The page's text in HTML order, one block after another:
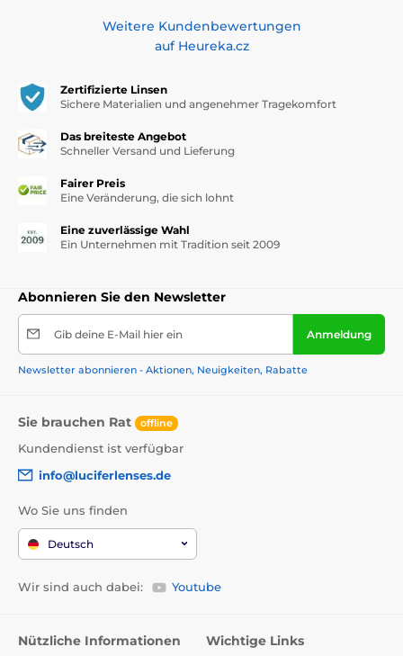
Weitere Kundenbewertungen
auf Heureka.cz
Zertifizierte Linsen
Sichere Materialien und angenehmer Tragekomfort
Das breiteste Angebot
Schneller Versand und Lieferung
Fairer Preis
Eine Veränderung, die sich lohnt
Eine zuverlässige Wahl
Ein Unternehmen mit Tradition seit 2009
Abonnieren Sie den Newsletter
Gib deine E-Mail hier ein Anmeldung
Newsletter abonnieren - Aktionen, Neuigkeiten, Rabatte
Sie brauchen Rat offline
Kundendienst ist verfügbar
info@luciferlenses.de
Wo Sie uns finden
Deutsch
Wir sind auch dabei: Youtube
Nützliche Informationen Wichtige Links